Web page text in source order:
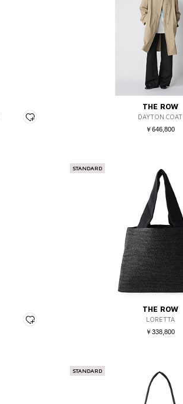
THE ROW
DAYTON COAT
￥646,800
THE ROW
LORETTA
￥338,800
STANDARD
STANDARD